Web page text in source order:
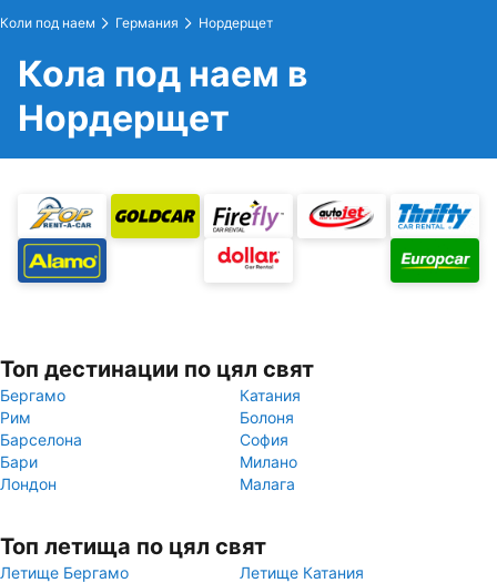
Коли под наем Германия Нордерщет
Кола под наем в
Нордерщет
Топ дестинации по цял свят
Бергамо
Катания
Рим
Болоня
Барселона
София
Бари
Милано
Лондон
Малага
Топ летища по цял свят
Летище Бергамо
Летище Катания